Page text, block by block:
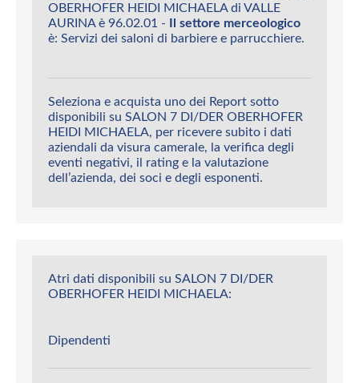
OBERHOFER HEIDI MICHAELA di VALLE
AURINA è 96.02.01 - Il settore merceologico
è: Servizi dei saloni di barbiere e parrucchiere.
Seleziona e acquista uno dei Report sotto
disponibili su SALON 7 DI/DER OBERHOFER
HEIDI MICHAELA, per ricevere subito i dati
aziendali da visura camerale, la verifica degli
eventi negativi, il rating e la valutazione
dell’azienda, dei soci e degli esponenti.
Atri dati disponibili su SALON 7 DI/DER
OBERHOFER HEIDI MICHAELA:
Dipendenti